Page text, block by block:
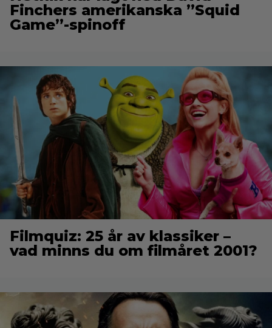
Finchers amerikanska ”Squid
Game”-spinoff
Filmquiz: 25 år av klassiker –
vad minns du om filmåret 2001?